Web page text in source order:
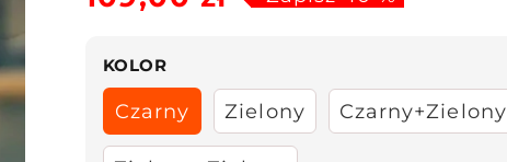
KOLOR
Czarny Zielony Czarny+Zielony